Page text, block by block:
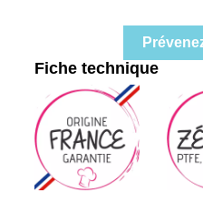
Fiche technique